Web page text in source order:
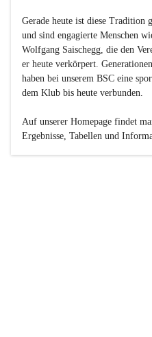
Gerade heute ist diese Tradition
und sind engagierte Menschen
Wolfgang Saischegg, die den
er heute verkörpert.
haben bei unserem BSC eine
dem Klub bis heute verbunden.
Auf unserer Homepage findet
Ergebnisse, Tabellen und